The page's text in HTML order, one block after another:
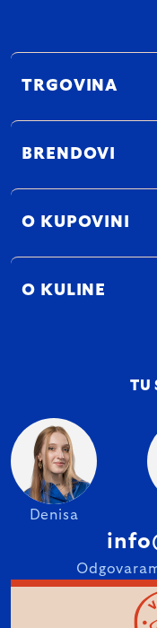
TRGOVINA
BRENDOVI
O KUPOVINI
O KULINE
TU
Denisa